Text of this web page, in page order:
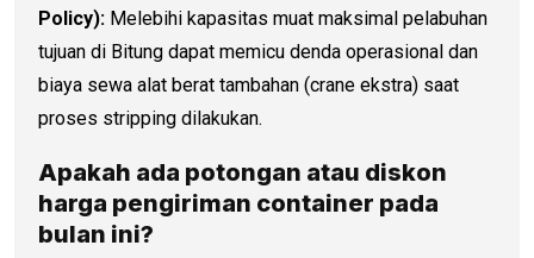
Policy): Melebihi kapasitas muat maksimal pelabuhan
tujuan di Bitung dapat memicu denda operasional dan
biaya sewa alat berat tambahan (crane ekstra) saat
proses stripping dilakukan.
Apakah ada potongan atau diskon
harga pengiriman container pada
bulan ini?